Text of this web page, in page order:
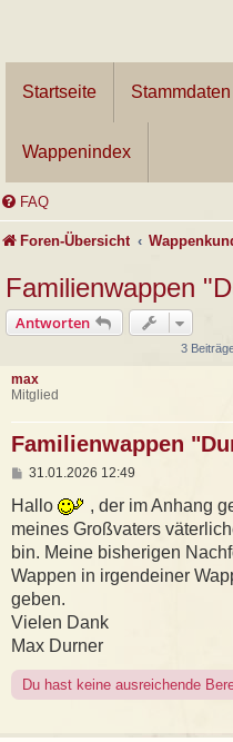
Startseite Stammdaten
Wappenindex
FAQ
Foren-Übersicht
Familienwappen
Antworten
3
max
Mitglied
Familienwappen
B
i
r
a
g
31.01.2026 12:49
Hallo
, der im Anhang
meines Großvaters
bin. Meine bisherigen
Wappen in irgendeiner
geben.
Vielen Dank
Max Durner
Du hast keine ausreichende